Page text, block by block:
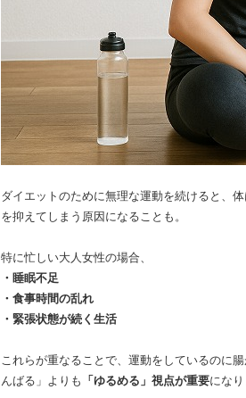
ダイエットのために無理な運動を続けると、
を抑えてしまう原因になることも。
特に忙しい大人女性の場合、
・睡眠不足
・食事時間の乱れ
・緊張状態が続く生活
これらが重なることで、運動をしているのに
んばる」よりも 「ゆるめる」視点が重要になり